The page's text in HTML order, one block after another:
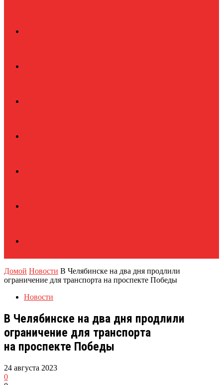
Домой Новости В Челябинске на два дня продлили
ограничение для транспорта на проспекте Победы
Новости
В Челябинске на два дня продлили
ограничение для транспорта
на проспекте Победы
24 августа 2023
0